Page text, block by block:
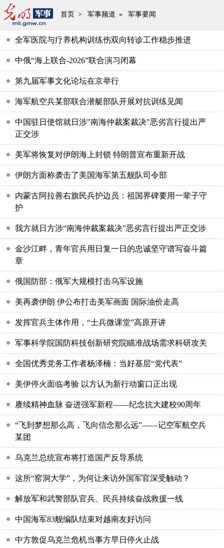
首页 > 军事频道 » 军事要闻
全军医院与疗养机构训练伤双向转诊工作稳步推进
中俄“海上联合-2026”联合演习闭幕
第九届军事文化论坛在京举行
海军航空兵某部联合潜艇部队开展对抗训练见闻
中国驻日使馆就日涉"南海仲裁案裁决"恶劣言行提出严
正交涉
美军将恢复对伊朗海上封锁 特朗普宣布重新开战
伊朗方面称袭击了美国海军第五舰队司令部
内蒙古阿拉善右旗民兵护边员：祖国界碑要用一辈子守
护
我方就日方涉“南海仲裁案裁决”恶劣言行提出严正交涉
金沙江畔，青年官兵用日复一日的忠诚坚守谱写奋斗篇
章
俄国防部：俄军大规模打击乌军设施
美再袭伊朗 伊公布打击美军画面 国际油价走高
发挥官兵主体作用，“士兵微课堂”高原开讲
军事科学院国防科技创新研究院瞄准战场需求科研攻关
全国优秀党务工作者杨泽楠：当好基层“党代表”
美伊停火面临考验 以方认为新行动窗口正出现
赓续精神血脉 奋进强军新程——纪念抗大建校90周年
“飞到梦想那么高，飞向信念那么远”——记空军航空兵
某团
乌克兰总统宣布将打造国产反导系统
这所“窑洞大学”，为何让来访外国军官深受触动？
解放军和武警部队官兵、民兵持续奋战救援一线
中国海军83舰编队结束对越南友好访问
中方敦促乌克兰危机当事方早日停火止战